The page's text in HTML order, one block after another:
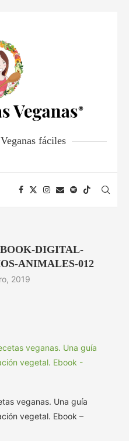
fáciles
DIGITAL-
ANIMALES-012
2019
veganas. Una guía
vegetal. Ebook –